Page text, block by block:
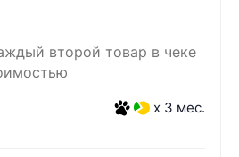
второй товар в чеке
x 3 мес.